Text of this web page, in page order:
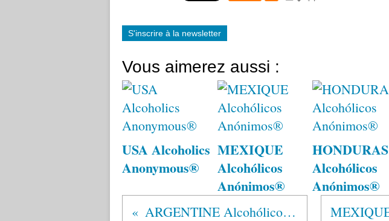
S'inscrire à la newsletter
Vous aimerez aussi :
USA Alcoholics
Anonymous®
MEXIQUE
Alcohólicos
Anónimos®
HONDURAS
Alcohólicos
Anónimos®
ARGENTINE Alcohólicos Anónimos®